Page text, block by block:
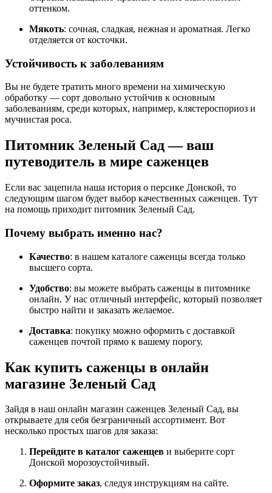
оттенком.
Мякоть: сочная, сладкая, нежная и ароматная. Легко
отделяется от косточки.
Устойчивость к заболеваниям
Вы не будете тратить много времени на химическую
обработку — сорт довольно устойчив к основным
заболеваниям, среди которых, например, клястероспориоз и
мучнистая роса.
Питомник Зеленый Сад — ваш
путеводитель в мире саженцев
Если вас зацепила наша история о персике Донской, то
следующим шагом будет выбор качественных саженцев. Тут
на помощь приходит питомник Зеленый Сад.
Почему выбрать именно нас?
Качество: в нашем каталоге саженцы всегда только
высшего сорта.
Удобство: вы можете выбрать саженцы в питомнике
онлайн. У нас отличный интерфейс, который позволяет
быстро найти и заказать желаемое.
Доставка: покупку можно оформить с доставкой
саженцев почтой прямо к вашему порогу.
Как купить саженцы в онлайн
магазине Зеленый Сад
Зайдя в наш онлайн магазин саженцев Зеленый Сад, вы
открываете для себя безграничный ассортимент. Вот
несколько простых шагов для заказа:
Перейдите в каталог саженцев и выберите сорт
Донской морозоустойчивый.
Оформите заказ, следуя инструкциям на сайте.